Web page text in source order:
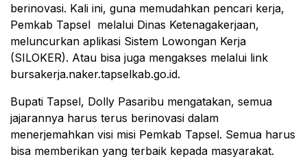
berinovasi. Kali ini, guna memudahkan pencari kerja,
Pemkab Tapsel melalui Dinas Ketenagakerjaan,
meluncurkan aplikasi Sistem Lowongan Kerja
(SILOKER). Atau bisa juga mengakses melalui link
bursakerja.naker.tapselkab.go.id.
Bupati Tapsel, Dolly Pasaribu mengatakan, semua
jajarannya harus terus berinovasi dalam
menerjemahkan visi misi Pemkab Tapsel. Semua harus
bisa memberikan yang terbaik kepada masyarakat.